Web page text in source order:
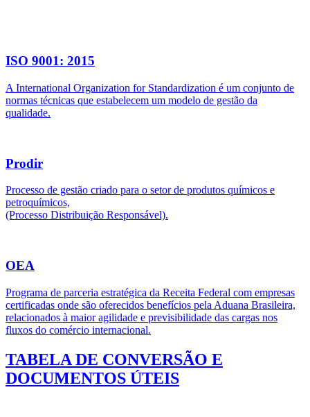
ISO 9001: 2015
A International Organization for Standardization é um conjunto de
normas técnicas que estabelecem um modelo de gestão da
qualidade.
Prodir
Processo de gestão criado para o setor de produtos químicos e
petroquímicos,
(Processo Distribuição Responsável).
OEA
Programa de parceria estratégica da Receita Federal com empresas
certificadas onde são oferecidos benefícios pela Aduana Brasileira,
relacionados à maior agilidade e previsibilidade das cargas nos
fluxos do comércio internacional.
TABELA DE CONVERSÃO E
DOCUMENTOS ÚTEIS